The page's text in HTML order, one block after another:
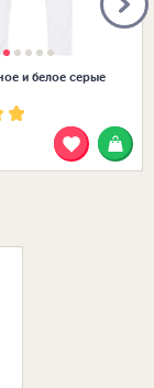
и белое серые